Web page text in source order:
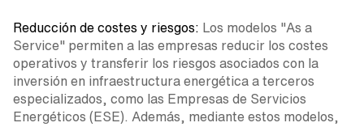
Reducción de costes y riesgos:
Los modelos "As a
Service" permiten a las empresas reducir los costes
operativos y transferir los riesgos asociados con la
inversión en infraestructura energética a terceros
especializados, como las Empresas de Servicios
Energéticos (ESE). Además, mediante estos modelos,